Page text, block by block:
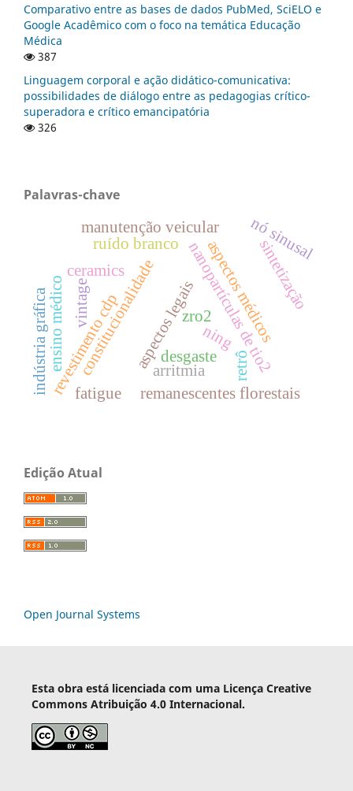
Comparativo entre as bases de dados PubMed, SciELO e
Google Acadêmico com o foco na temática Educação
Médica
387
Linguagem corporal e ação didático-comunicativa:
possibilidades de diálogo entre as pedagogias crítico-
superadora e crítico emancipatória
326
Palavras-chave
nanopartículas de tio2
ning
constitucionalidadeaspectos legaisaspectos médicos
desgaste
revestimento cdp
vintage
retrô
manutenção veicular
arritmia
indústria gráfica remanescentes florestais
sintetização
ruído branco
ensino médico
ceramics
zro2
fatigue
nó sinusal
Edição Atual
Open Journal Systems
Esta obra está licenciada com uma Licença Creative
Commons Atribuição 4.0 Internacional.